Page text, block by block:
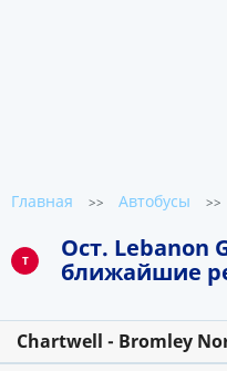
Главная >> Автобусы >>
T
Ост. Lebanon
ближайшие
Chartwell - Bromley